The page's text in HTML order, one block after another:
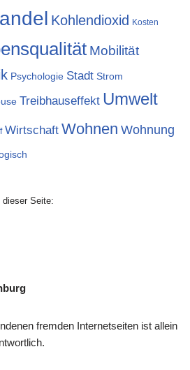
Kohlendioxid Kosten
Mobilität
Psychologie Stadt Strom
Treibhauseffekt Umwelt
Wirtschaft Wohnen Wohnung
dieser Seite:
fremden Internetseiten ist allein